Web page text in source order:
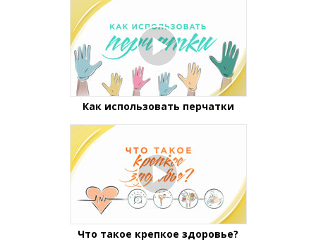
Как использовать перчатки
Что такое крепкое здоровье?